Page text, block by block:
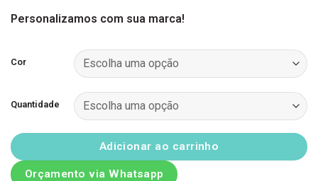
Personalizamos com sua marca!
Cor
Quantidade
Adicionar ao carrinho
Orçamento via Whatsapp